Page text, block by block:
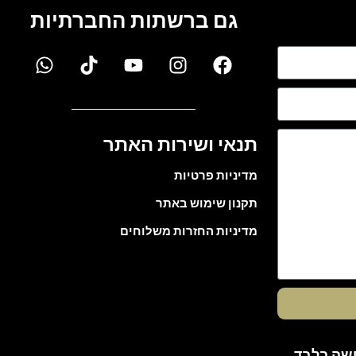
גם ברשתות החברתיות
תנאי ושירות האתר
מדיניות פרטיות
תקנון שימוש באתר
מדיניות החזרות משלוחים